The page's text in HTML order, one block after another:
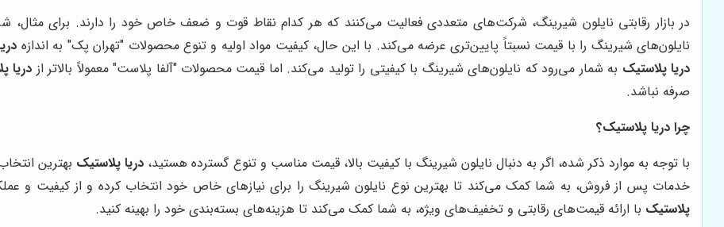
در بازار رقابتی نایلون شیرینگ، شرکت‌های متعددی فعالیت می‌کنند که هر کدام نقاط قوت و ضعف خاص خود را دارند. برای مثال،
نایلون‌های شیرینگ را با قیمت نسبتاً پایین‌تری عرضه می‌کند. با این حال، کیفیت مواد اولیه و تنوع محصولات "تهران پک" به اندازه
دریا پلاستیک به شمار می‌رود که نایلون‌های شیرینگ با کیفیتی را تولید می‌کند. اما قیمت محصولات "آلفا پلاست" معمولاً بالاتر از دریا
صرفه نباشد.
چرا دریا پلاستیک؟
با توجه به موارد ذکر شده، اگر به دنبال نایلون شیرینگ با کیفیت بالا، قیمت مناسب و تنوع گسترده هستید، دریا پلاستیک بهترین
خدمات پس از فروش، به شما کمک می‌کند تا بهترین نوع نایلون شیرینگ را برای نیازهای خاص خود انتخاب کرده و از کیفیت و
پلاستیک با ارائه قیمت‌های رقابتی و تخفیف‌های ویژه، به شما کمک می‌کند تا هزینه‌های بسته‌بندی خود را بهینه کنید.